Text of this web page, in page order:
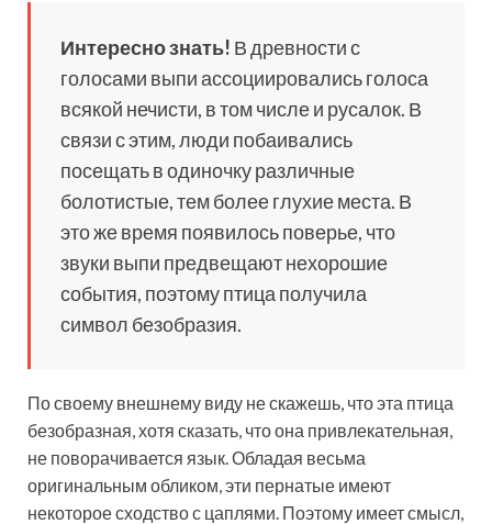
Интересно знать! В древности с
голосами выпи ассоциировались голоса
всякой нечисти, в том числе и русалок. В
связи с этим, люди побаивались
посещать в одиночку различные
болотистые, тем более глухие места. В
это же время появилось поверье, что
звуки выпи предвещают нехорошие
события, поэтому птица получила
символ безобразия.
По своему внешнему виду не скажешь, что эта птица
безобразная, хотя сказать, что она привлекательная,
не поворачивается язык. Обладая весьма
оригинальным обликом, эти пернатые имеют
некоторое сходство с цаплями. Поэтому имеет смысл,